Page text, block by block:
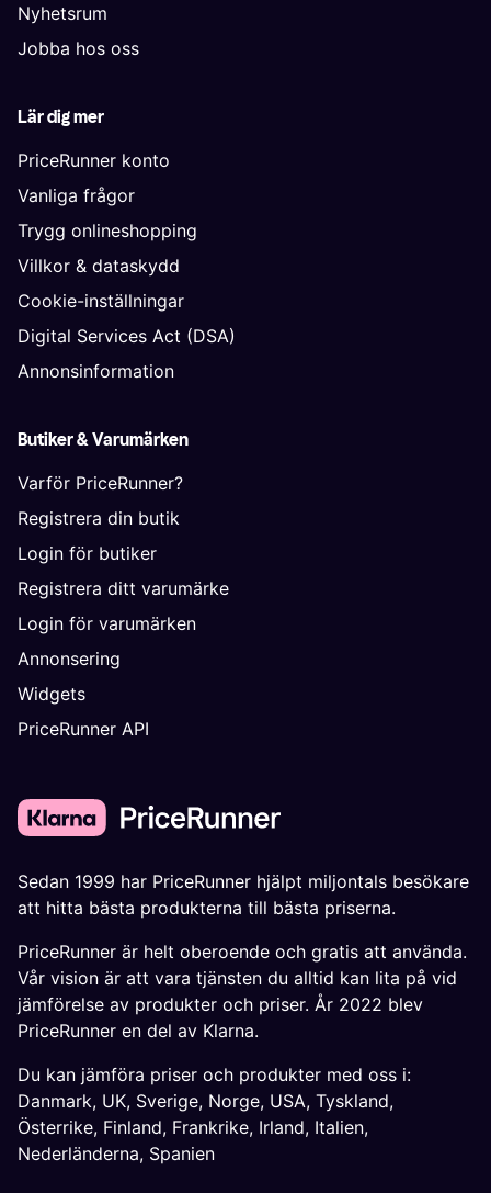
Nyhetsrum
Jobba hos oss
Lär dig mer
PriceRunner konto
Vanliga frågor
Trygg onlineshopping
Villkor & dataskydd
Cookie-inställningar
Digital Services Act (DSA)
Annonsinformation
Butiker & Varumärken
Varför PriceRunner?
Registrera din butik
Login för butiker
Registrera ditt varumärke
Login för varumärken
Annonsering
Widgets
PriceRunner API
Sedan 1999 har PriceRunner hjälpt miljontals besökare
att hitta bästa produkterna till bästa priserna.
PriceRunner är helt oberoende och gratis att använda.
Vår vision är att vara tjänsten du alltid kan lita på vid
jämförelse av produkter och priser. År 2022 blev
PriceRunner en del av Klarna.
Du kan jämföra priser och produkter med oss i:
Danmark, UK, Sverige, Norge, USA, Tyskland,
Österrike, Finland, Frankrike, Irland, Italien,
Nederländerna, Spanien